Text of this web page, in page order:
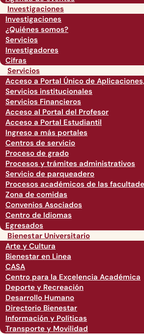
Investigaciones
Investigaciones
¿Quiénes somos?
Servicios
Investigadores
Cifras
Servicios
Acceso a Portal Único de
Servicios institucionales
Servicios Financieros
Acceso al Portal del Profesor
Acceso a Portal Estudiantil
Ingreso a más portales
Centros de servicio
Proceso de grado
Procesos y trámites administrativos
Servicio de parqueadero
Procesos académicos de las
Zona de comidas
Convenios Asociados
Centro de Idiomas
Egresados
Bienestar Universitario
Arte y Cultura
Bienestar en Linea
CASA
Centro para la Excelencia Académica
Deporte y Recreación
Desarrollo Humano
Directorio Bienestar
Información y Políticas
Transporte y Movilidad